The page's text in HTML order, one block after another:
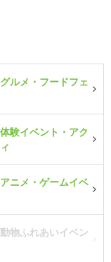
グルメ・フードフェ
体験イベント・アク
アニメ・ゲームイベ
動物ふれあいイベン